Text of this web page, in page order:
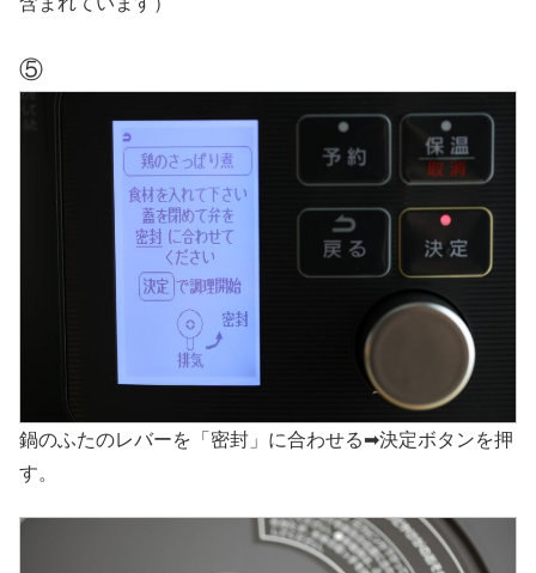
⑤
鍋のふたのレバーを「密封」に合わせる➡決定ボタンを押
す。